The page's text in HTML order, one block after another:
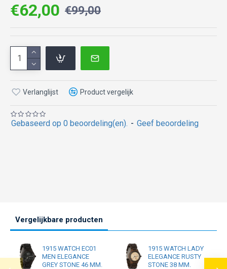
Gebaseerd op 0 beoordeling(en). - Geef beoordeling
€62,00 €99,00
Verlanglijst Product vergelijk
Vergelijkbare producten
1915 WATCH EC01
MEN ELEGANCE
GREY STONE 46 MM.
1915 WATCH LADY
ELEGANCE RUSTY
STONE 38 MM.